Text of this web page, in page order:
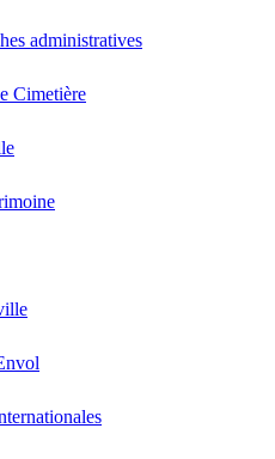
administratives
Cimetière